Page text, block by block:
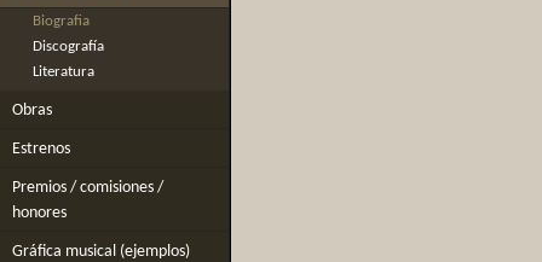
Biografia
Discografía
Literatura
Obras
Estrenos
Premios / comisiones /
honores
Gráfica musical (ejemplos)